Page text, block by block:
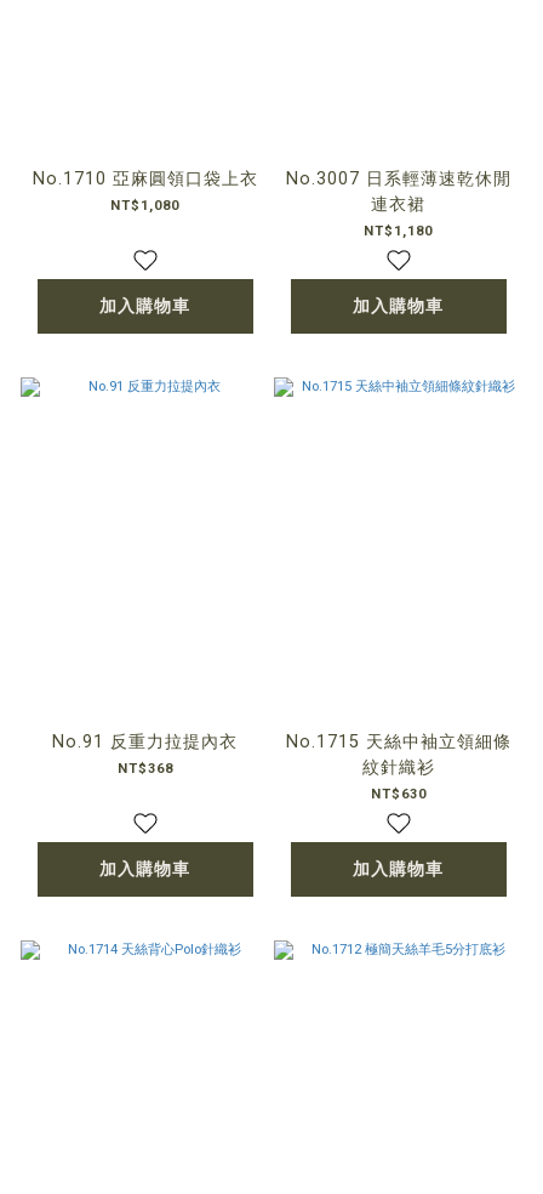
No.1710 亞麻圓領口袋上衣
NT$1,080
加入購物車
No.3007 日系輕薄速乾休閒
連衣裙
NT$1,180
加入購物車
No.91 反重力拉提內衣
NT$368
加入購物車
No.1715 天絲中袖立領細條
紋針織衫
NT$630
加入購物車